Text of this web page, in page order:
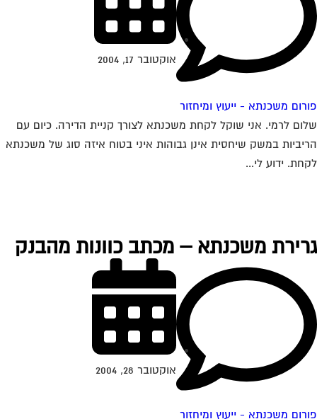
משכנתא - ייעוץ ומיחזור
אוקטובר 17, 2004
לרמי. אני שוקל לקחת משכנתא לצורך קניית הדירה. כיום עם
במשק שיחסית אינן גבוהות איני בטוח איזה סוג של משכנתא
ידוע לי...
משכנתא – מכתב כוונות מהבנק
משכנתא - ייעוץ ומיחזור
אוקטובר 28, 2004